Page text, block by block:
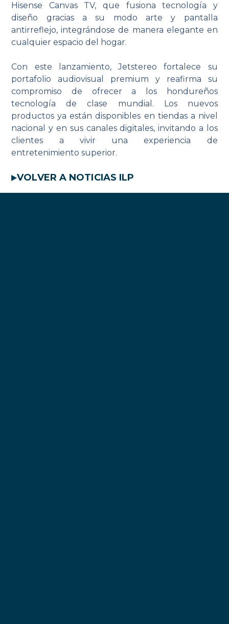
Hisense Canvas TV, que fusiona tecnología y
diseño gracias a su modo arte y pantalla
antirreflejo, integrándose de manera elegante en
cualquier espacio del hogar.
Con este lanzamiento, Jetstereo fortalece su
portafolio audiovisual premium y reafirma su
compromiso de ofrecer a los hondureños
tecnología de clase mundial. Los nuevos
productos ya están disponibles en tiendas a nivel
nacional y en sus canales digitales, invitando a los
clientes a vivir una experiencia de
entretenimiento superior.
VOLVER A NOTICIAS ILP